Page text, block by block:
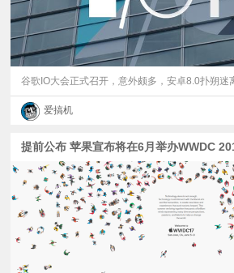
题
谷歌IO大会正式召开，意外颇多，安卓8.0扑朔迷
爱搞机
提前公布 苹果宣布将在6月举办WWDC